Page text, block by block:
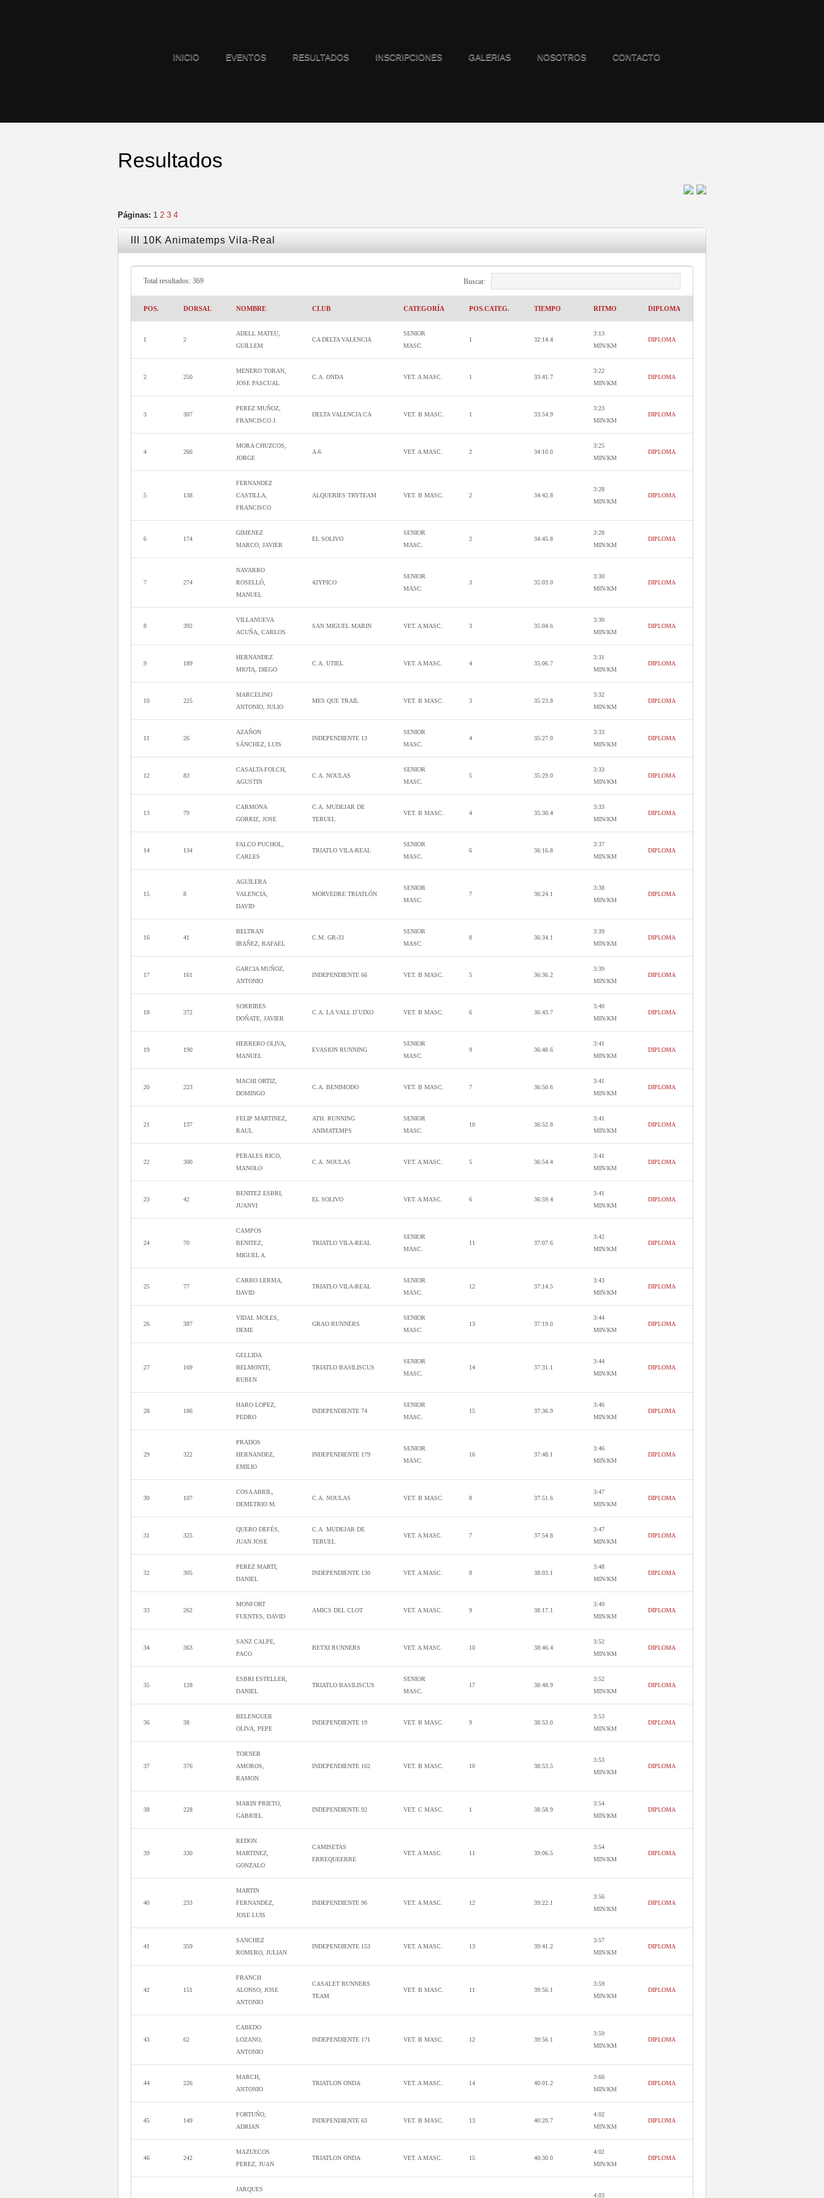
INICIO EVENTOS RESULTADOS INSCRIPCIONES GALERIAS NOSOTROS CONTACTO
Resultados
Páginas: 1 2 3 4
III 10K Animatemps Vila-Real
Total resultados: 369 Buscar:
POS. DORSAL NOMBRE CLUB CATEGORÍA POS.CATEG. TIEMPO RITMO DIPLOMA
1 2
ADELL MATEU,
GUILLEM
CA DELTA VALENCIA
SENIOR
MASC.
1 32:14.4
3:13
MIN/KM
DIPLOMA
2 250
MENERO TORAN,
JOSE PASCUAL
C.A. ONDA VET. A MASC. 1 33:41.7
3:22
MIN/KM
DIPLOMA
3 307
PEREZ MUÑOZ,
FRANCISCO J.
DELTA VALENCIA CA VET. B MASC. 1 33:54.9
3:23
MIN/KM
DIPLOMA
4 266
MORA CHUZCOS,
JORGE
A-6 VET. A MASC. 2 34:10.0
3:25
MIN/KM
DIPLOMA
5 138
FERNANDEZ
CASTILLA,
FRANCISCO
ALQUERIES TRYTEAM VET. B MASC. 2 34:42.8
3:28
MIN/KM
DIPLOMA
6 174
GIMENEZ
MARCO, JAVIER
EL SOLIVO
SENIOR
MASC.
2 34:45.8
3:28
MIN/KM
DIPLOMA
7 274
NAVARRO
ROSELLÓ,
MANUEL
42YPICO
SENIOR
MASC.
3 35:03.0
3:30
MIN/KM
DIPLOMA
8 392
VILLANUEVA
ACUÑA, CARLOS
SAN MIGUEL MARIN VET. A MASC. 3 35:04.6
3:30
MIN/KM
DIPLOMA
9 189
HERNANDEZ
MIOTA, DIEGO
C.A. UTIEL VET. A MASC. 4 35:06.7
3:31
MIN/KM
DIPLOMA
10 225
MARCELINO
ANTONIO, JULIO
MES QUE TRAIL VET. B MASC. 3 35:23.8
3:32
MIN/KM
DIPLOMA
11 26
AZAÑON
SÁNCHEZ, LUIS
INDEPENDIENTE 13
SENIOR
MASC.
4 35:27.0
3:33
MIN/KM
DIPLOMA
12 83
CASALTA FOLCH,
AGUSTIN
C.A. NOULAS
SENIOR
MASC.
5 35:29.0
3:33
MIN/KM
DIPLOMA
13 79
CARMONA
GORRIZ, JOSE
C.A. MUDEJAR DE
TERUEL
VET. B MASC. 4 35:30.4
3:33
MIN/KM
DIPLOMA
14 134
FALCO PUCHOL,
CARLES
TRIATLO VILA-REAL
SENIOR
MASC.
6 36:16.8
3:37
MIN/KM
DIPLOMA
15 8
AGUILERA
VALENCIA,
DAVID
MORVEDRE TRIATLÓN
SENIOR
MASC.
7 36:24.1
3:38
MIN/KM
DIPLOMA
16 41
BELTRAN
IBAÑEZ, RAFAEL
C.M. GR-33
SENIOR
MASC.
8 36:34.1
3:39
MIN/KM
DIPLOMA
17 161
GARCIA MUÑOZ,
ANTONIO
INDEPENDIENTE 66 VET. B MASC. 5 36:36.2
3:39
MIN/KM
DIPLOMA
18 372
SORRIBES
DOÑATE, JAVIER
C.A. LA VALL D´UIXO VET. B MASC. 6 36:43.7
3:40
MIN/KM
DIPLOMA
19 190
HERRERO OLIVA,
MANUEL
EVASION RUNNING
SENIOR
MASC.
9 36:48.6
3:41
MIN/KM
DIPLOMA
20 223
MACHI ORTIZ,
DOMINGO
C.A. BENIMODO VET. B MASC. 7 36:50.6
3:41
MIN/KM
DIPLOMA
21 137
FELIP MARTINEZ,
RAUL
ATH. RUNNING
ANIMATEMPS
SENIOR
MASC.
10 36:52.8
3:41
MIN/KM
DIPLOMA
22 300
PERALES RICO,
MANOLO
C.A. NOULAS VET. A MASC. 5 36:54.4
3:41
MIN/KM
DIPLOMA
23 42
BENITEZ ESBRI,
JUANVI
EL SOLIVO VET. A MASC. 6 36:59.4
3:41
MIN/KM
DIPLOMA
24 70
CAMPOS
BENITEZ,
MIGUEL A.
TRIATLO VILA-REAL
SENIOR
MASC.
11 37:07.6
3:42
MIN/KM
DIPLOMA
25 77
CARBO LERMA,
DAVID
TRIATLO VILA-REAL
SENIOR
MASC.
12 37:14.5
3:43
MIN/KM
DIPLOMA
26 387
VIDAL MOLES,
DEME
GRAO RUNNERS
SENIOR
MASC.
13 37:19.0
3:44
MIN/KM
DIPLOMA
27 169
GELLIDA
BELMONTE,
RUBEN
TRIATLO BASILISCUS
SENIOR
MASC.
14 37:31.1
3:44
MIN/KM
DIPLOMA
28 186
HARO LOPEZ,
PEDRO
INDEPENDIENTE 74
SENIOR
MASC.
15 37:36.9
3:46
MIN/KM
DIPLOMA
29 322
PRADOS
HERNANDEZ,
EMILIO
INDEPENDIENTE 179
SENIOR
MASC.
16 37:48.1
3:46
MIN/KM
DIPLOMA
30 107
COSA ABRIL,
DEMETRIO M.
C.A. NOULAS VET. B MASC. 8 37:51.6
3:47
MIN/KM
DIPLOMA
31 325
QUERO DEFÉS,
JUAN JOSE
C.A. MUDEJAR DE
TERUEL
VET. A MASC. 7 37:54.8
3:47
MIN/KM
DIPLOMA
32 305
PEREZ MARTI,
DANIEL
INDEPENDIENTE 130 VET. A MASC. 8 38:03.1
3:48
MIN/KM
DIPLOMA
33 262
MONFORT
FUENTES, DAVID
AMICS DEL CLOT VET. A MASC. 9 38:17.1
3:49
MIN/KM
DIPLOMA
34 363
SANZ CALPE,
PACO
BETXI RUNNERS VET. A MASC. 10 38:46.4
3:52
MIN/KM
DIPLOMA
35 128
ESBRI ESTELLER,
DANIEL
TRIATLO BASILISCUS
SENIOR
MASC.
17 38:48.9
3:52
MIN/KM
DIPLOMA
36 38
BELENGUER
OLIVA, PEPE
INDEPENDIENTE 19 VET. B MASC. 9 38:53.0
3:53
MIN/KM
DIPLOMA
37 376
TORNER
AMOROS,
RAMON
INDEPENDIENTE 162 VET. B MASC. 10 38:53.5
3:53
MIN/KM
DIPLOMA
38 228
MARIN PRIETO,
GABRIEL
INDEPENDIENTE 92 VET. C MASC. 1 38:58.9
3:54
MIN/KM
DIPLOMA
39 330
REDON
MARTINEZ,
GONZALO
CAMISETAS
ERREQUEERRE
VET. A MASC. 11 39:06.5
3:54
MIN/KM
DIPLOMA
40 233
MARTIN
FERNANDEZ,
JOSE LUIS
INDEPENDIENTE 96 VET. A MASC. 12 39:22.1
3:56
MIN/KM
DIPLOMA
41 359
SANCHEZ
ROMERO, JULIAN
INDEPENDIENTE 153 VET. A MASC. 13 39:41.2
3:57
MIN/KM
DIPLOMA
42 151
FRANCH
ALONSO, JOSE
ANTONIO
CASALET RUNNERS
TEAM
VET. B MASC. 11 39:56.1
3:59
MIN/KM
DIPLOMA
43 62
CABEDO
LOZANO,
ANTONIO
INDEPENDIENTE 171 VET. B MASC. 12 39:56.1
3:59
MIN/KM
DIPLOMA
44 226
MARCH,
ANTONIO
TRIATLON ONDA VET. A MASC. 14 40:01.2
3:60
MIN/KM
DIPLOMA
45 149
FORTUÑO,
ADRIAN
INDEPENDIENTE 63 VET. B MASC. 13 40:20.7
4:02
MIN/KM
DIPLOMA
46 242
MAZUECOS
PEREZ, JUAN
TRIATLON ONDA VET. A MASC. 15 40:30.0
4:02
MIN/KM
DIPLOMA
JARQUES
4:03